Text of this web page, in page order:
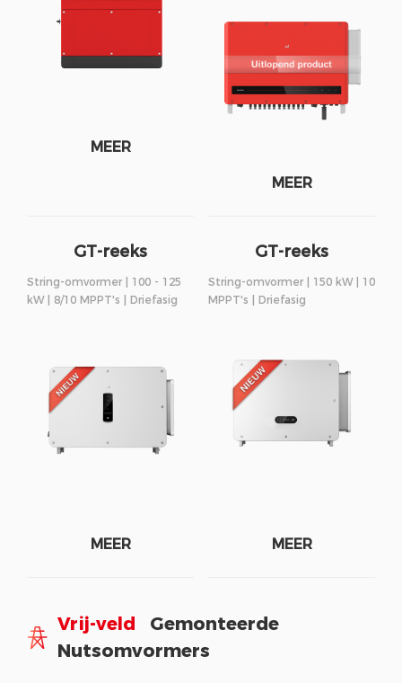
MEER
MEER
GT-reeks
String-omvormer | 100 - 125
kW | 8/10 MPPT's | Driefasig
MEER
GT-reeks
String-omvormer | 150 kW | 10
MPPT's | Driefasig
MEER
Vrij-veld
Gemonteerde
Nutsomvormers